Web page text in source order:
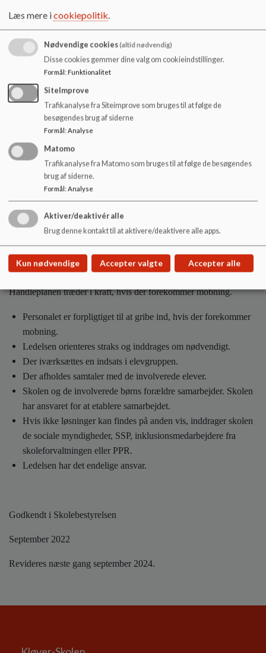
Elevens trivsel er et fast punkt ved skole/hjem samtalerne
Der arbejdes med den gode opførsel på de sociale medier
Klassens personale har fokus på trivsel og opførsel i
undervisningen evt. som tema/emne uge
Forældre:
Forældrene støtter op om klassens trivsel ved, at der tales pænt
Forældrene skal hjælpe deres barn med at skabe sociale
relationer.
Forældrene engagerer sig i deres barns færden på de sociale
medier.
Forældrene reagerer, hvis de oplever, at der er dårlig opførsel
på de sociale medier.
Handleplan:
Handleplanen træder i kraft, hvis der forekommer mobning.
Personalet er forpligtiget til at gribe ind, hvis der forekommer
mobning.
Ledelsen orienteres straks og inddrages om nødvendigt.
Der iværksættes en indsats i elevgruppen.
Der afholdes samtaler med de involverede elever.
Skolen og de involverede børns forældre samarbejder. Skolen
har ansvaret for at etablere samarbejdet.
Hvis ikke løsninger kan findes på anden vis, inddrager skolen
de sociale myndigheder, SSP, inklusionsmedarbejdere fra
skoleforvaltningen eller PPR.
Ledelsen har det endelige ansvar.
Godkendt i Skolebestyrelsen
September 2022
Revideres næste gang september 2024.
Læs mere icookiepolitik.
Nødvendige cookies(altid nødvendig)
Disse cookies gemmer dine valg om cookieindstillinger.
Formål: Funktionalitet
SiteImprove
Trafikanalyse fra Siteimprove som bruges til at følge de
besøgendes brug af siderne
Formål: Analyse
Matomo
Trafikanalyse fra Matomo som bruges til at følge de besøgendes
brug af siderne.
Formål: Analyse
Aktiver/deaktivér alle
Brug denne kontakt til at aktivere/deaktivere alle apps.
Kun nødvendige Accepter valgte Accepter alle